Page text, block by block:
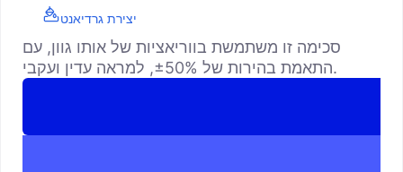
יצירת גרדיאנט
סכימה זו משתמשת בווריאציות של אותו גוון, עם
התאמת בהירות של ±50%, למראה עדין ועקבי.